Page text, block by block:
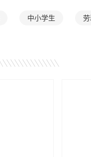
中小学生